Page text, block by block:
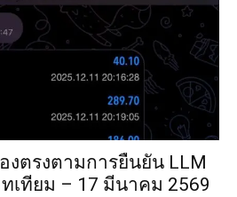
งตรงตามการยืนยัน LLM
เทียม – 17 มีนาคม 2569